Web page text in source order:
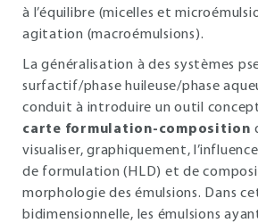
à l’équilibre (micelles et
agitation (macroémulsions).
La généralisation à des systèmes
surfactif/phase huileuse/phase
conduit à introduire un outil
carte formulation-composition
visualiser, graphiquement,
de formulation (HLD) et de
morphologie des émulsions. Dans
bidimensionnelle, les émulsions